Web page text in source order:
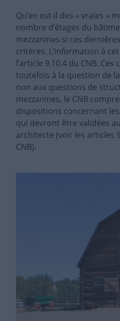
Qu’en est-il des « vraies »
nombre d’étages du
mezzanines si ces
critères. L’information à
l’article 9.10.4 du CNB.
toutefois à la question de
non aux questions de
mezzanines, le CNB
dispositions concernant
qui devront être validées
architecte (voir les articles
CNB).